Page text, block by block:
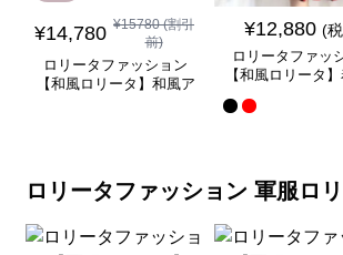
¥14,780 ¥15780(割引
前)
ロリータファッション
【和風ロリータ】和風ア
¥12,880 (
ロリータファッ
【和風ロリータ
ミニスカートワン
ロリータファッション 軍服ロ